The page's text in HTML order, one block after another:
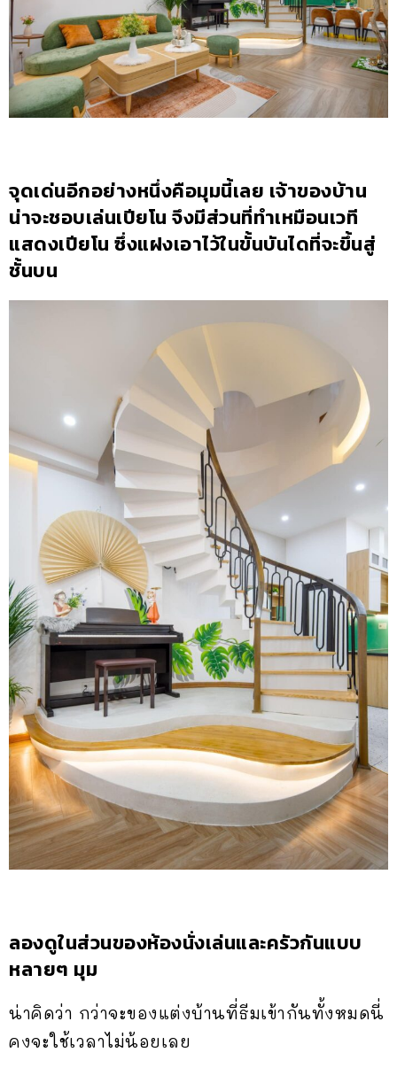
จุดเด่นอีกอย่างหนึ่งคือมุมนี้เลย เจ้าของบ้าน
น่าจะชอบเล่นเปียโน จึงมีส่วนที่ทำเหมือนเวที
แสดงเปียโน ซึ่งแฝงเอาไว้ในขั้นบันไดที่จะขึ้นสู่
ชั้นบน
ลองดูในส่วนของห้องนั่งเล่นและครัวกันแบบ
หลายๆ มุม
น่าคิดว่า กว่าจะของแต่งบ้านที่ธีมเข้ากันทั้งหมดนี่
คงจะใช้เวลาไม่น้อยเลย